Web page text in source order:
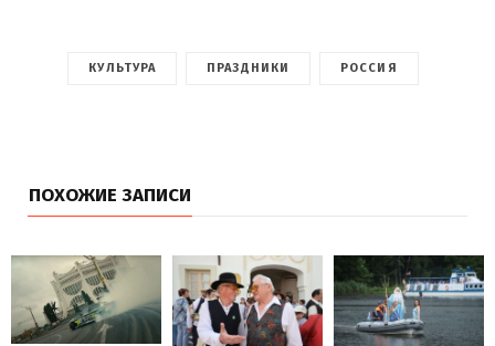
КУЛЬТУРА ПРАЗДНИКИ РОССИЯ
ПОХОЖИЕ ЗАПИСИ